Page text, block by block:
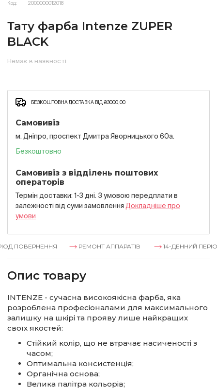
Код: 2000000012018
Тату фарба Intenze ZUPER
BLACK
Немає в наявності
БЕЗКОШТОВНА ДОСТАВКА ВІД ₴3000,00
Самовивіз
м. Дніпро, проспект Дмитра Яворницького 60а.
Безкоштовно
Самовивіз з відділень поштових
операторів
Термін доставки: 1-3 дні. З умовою передплати в
залежностi вiд суми замовлення Докладнiше про
умови
ПОВЕРНЕННЯ РЕМОНТ АППАРАТІВ 14-ДЕННИЙ
Опис товару
INTENZE - сучасна високоякісна фарба, яка
розроблена професіоналами для максимального
залишку на шкірі та прояву лише найкращих
своїх якостей:
Стійкий колір, що не втрачає насиченості з
часом;
Оптимальна консистенція;
Органічна основа;
Велика палітра кольорів;